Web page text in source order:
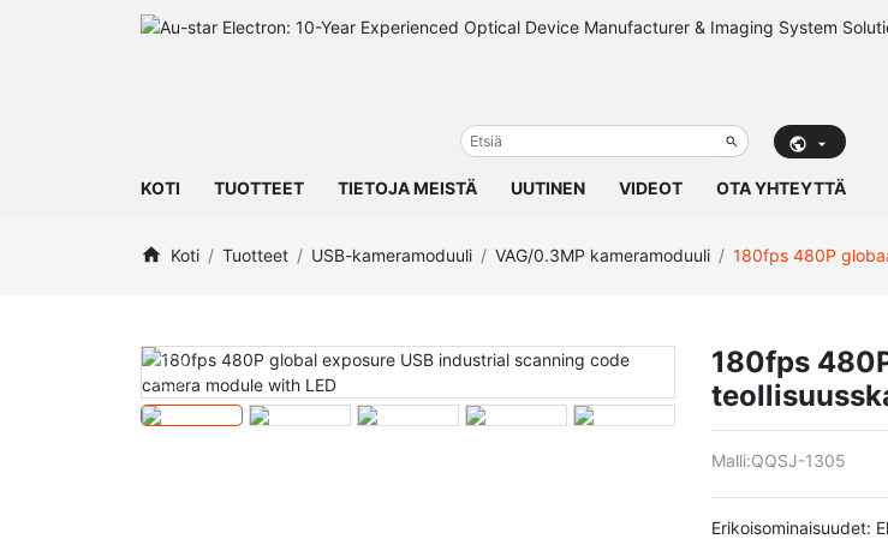
KOTI TUOTTEET TIETOJA MEISTÄ UUTINEN VIDEOT OTA YHTEYTTÄ
Koti Tuotteet USB-kameramoduuli VAG/0.3MP kameramoduuli 180fps 480P
180fps
Malli:QQSJ-1305
Erikoisominaisuudet: